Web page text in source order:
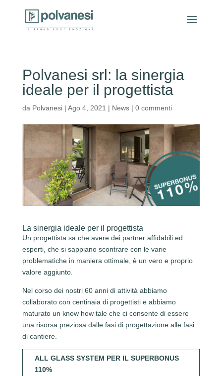
Polvanesi srl: la sinergia
ideale per il progettista
da Polvanesi| Ago 4, 2021 | News| 0 commenti
La sinergia ideale per il progettista
Un progettista sa che avere dei partner affidabili ed
esperti, che si sappiano scontrare con le varie
problematiche in maniera ottimale, è un vero e proprio
valore aggiunto.
Nel corso dei nostri 60 anni di attività abbiamo
collaborato con centinaia di progettisti e abbiamo
maturato un know how tale che ci consente di essere
una risorsa preziosa dalle fasi di progettazione alle fasi
di cantiere.
ALL GLASS SYSTEM PER IL SUPERBONUS
110%